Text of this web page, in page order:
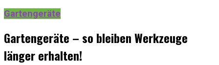
Gartengeräte
Gartengeräte – so bleiben Werkzeuge
länger erhalten!